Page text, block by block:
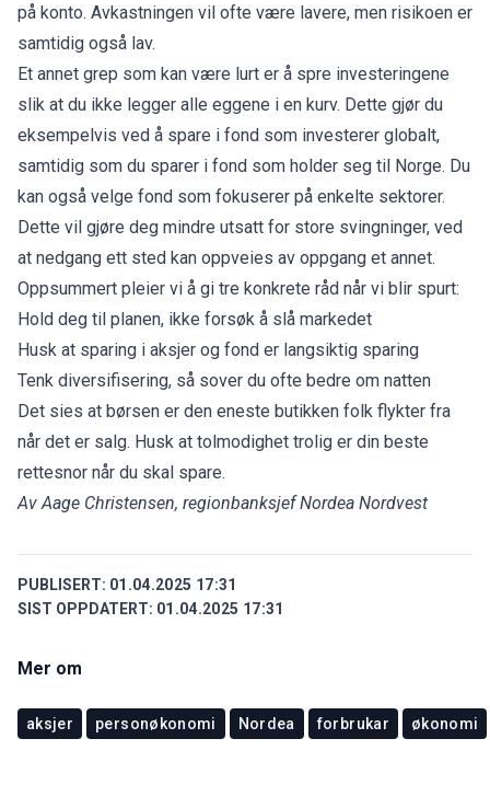
på konto. Avkastningen vil ofte være lavere, men risikoen er
samtidig også lav.
Et annet grep som kan være lurt er å spre investeringene
slik at du ikke legger alle eggene i en kurv. Dette gjør du
eksempelvis ved å spare i fond som investerer globalt,
samtidig som du sparer i fond som holder seg til Norge. Du
kan også velge fond som fokuserer på enkelte sektorer.
Dette vil gjøre deg mindre utsatt for store svingninger, ved
at nedgang ett sted kan oppveies av oppgang et annet.
Oppsummert pleier vi å gi tre konkrete råd når vi blir spurt:
Hold deg til planen, ikke forsøk å slå markedet
Husk at sparing i aksjer og fond er langsiktig sparing
Tenk diversifisering, så sover du ofte bedre om natten
Det sies at børsen er den eneste butikken folk flykter fra
når det er salg. Husk at tolmodighet trolig er din beste
rettesnor når du skal spare.
Av Aage Christensen, regionbanksjef Nordea Nordvest
PUBLISERT: 01.04.2025 17:31
SIST OPPDATERT: 01.04.2025 17:31
Mer om
aksjer personøkonomi Nordea forbrukar økonomi